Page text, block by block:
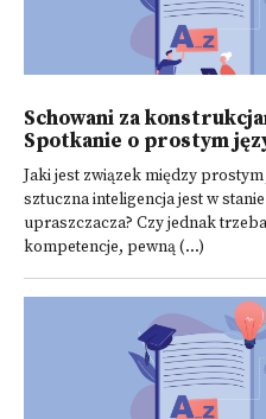
Schowani za
Spotkanie o prostym
Jaki jest związek między
sztuczna inteligencja jest w
upraszczacza? Czy jednak
kompetencje, pewną (...)